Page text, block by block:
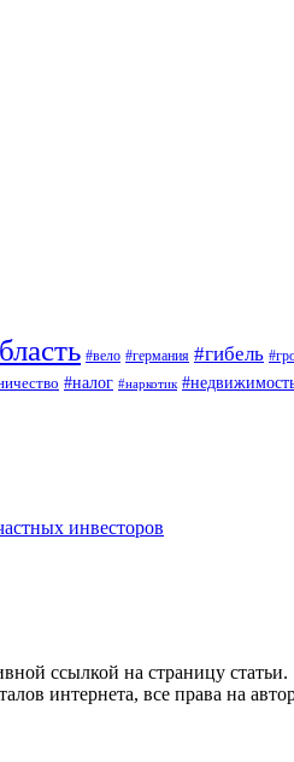
#вело #германия #гибель
#налог #наркотик
инвесторов
ссылкой на страницу статьи.
интернета, все права на